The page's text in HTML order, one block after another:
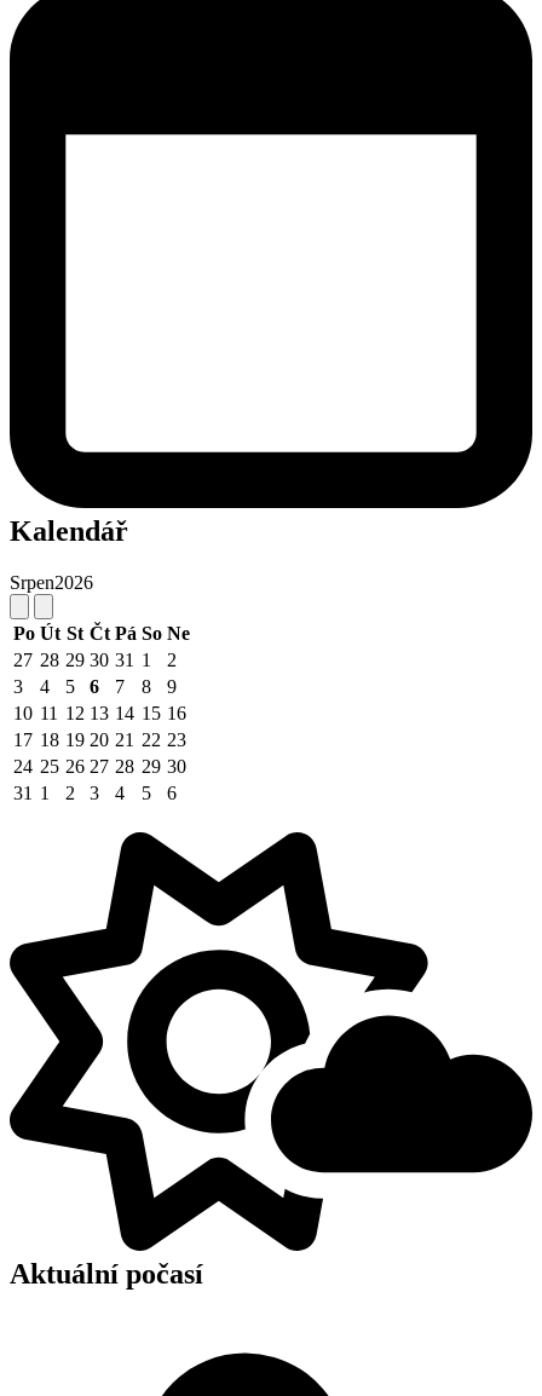
Kalendář
Srpen2026
Po Út St Čt Pá So Ne
27 28 29 30 31 1
2
3
4 5 6 7 8
9
10 11 12 13 14 15 16
17 18 19 20 21 22 23
24 25 26 27 28 29 30
31 1 2 3 4 5 6
Aktuální počasí